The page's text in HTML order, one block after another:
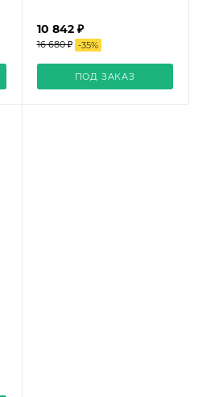
10 842 ₽
16 680 ₽ -35%
ПОД ЗАКАЗ